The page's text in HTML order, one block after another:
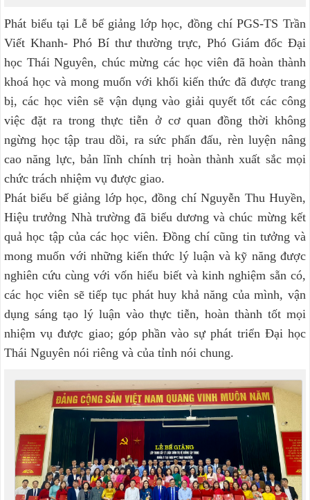
Phát biểu tại Lễ bế giảng lớp học, đồng chí PGS-TS Trần
Viết Khanh- Phó Bí thư thường trực, Phó Giám đốc Đại
học Thái Nguyên, chúc mừng các học viên đã hoàn thành
khoá học và mong muốn với khối kiến thức đã được trang
bị, các học viên sẽ vận dụng vào giải quyết tốt các công
việc đặt ra trong thực tiễn ở cơ quan đồng thời không
ngừng học tập trau dồi, ra sức phấn đấu, rèn luyện nâng
cao năng lực, bản lĩnh chính trị hoàn thành xuất sắc mọi
chức trách nhiệm vụ được giao.
Phát biểu bế giảng lớp học, đồng chí Nguyễn Thu Huyền,
Hiệu trưởng Nhà trường đã biểu dương và chúc mừng kết
quả học tập của các học viên. Đồng chí cũng tin tưởng và
mong muốn với những kiến thức lý luận và kỹ năng được
nghiên cứu cùng với vốn hiểu biết và kinh nghiệm sẵn có,
các học viên sẽ tiếp tục phát huy khả năng của mình, vận
dụng sáng tạo lý luận vào thực tiễn, hoàn thành tốt mọi
nhiệm vụ được giao; góp phần vào sự phát triển Đại học
Thái Nguyên nói riêng và của tỉnh nói chung.